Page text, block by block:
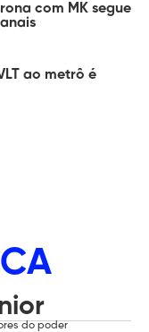
com MK segue
ao metrô é
do poder